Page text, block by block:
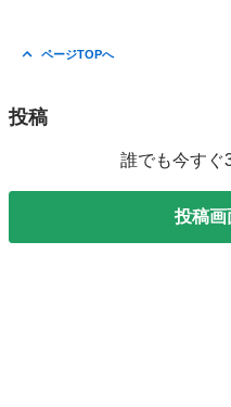
ページTOPへ
投稿
誰でも今すぐ
投稿画